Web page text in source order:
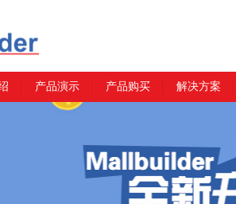
产品演示 产品购买 解决方案